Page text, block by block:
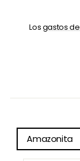
Losgastos
Amazonita